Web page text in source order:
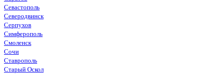
Севастополь
Северодвинск
Серпухов
Симферополь
Смоленск
Сочи
Ставрополь
Старый Оскол